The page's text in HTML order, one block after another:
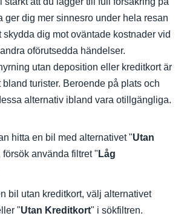
ger dig mer sinnesro under hela resan
dig mot oväntade kostnader vid
oförutsedda händelser.
utan deposition eller kreditkort är
bland turister. Beroende på plats och
alternativ ibland vara otillgängliga.
hitta en bil med alternativet "Utan
försök använda filtret " Låg
bil utan kreditkort, välj alternativet
"Utan Kreditkort" i sökfiltren.